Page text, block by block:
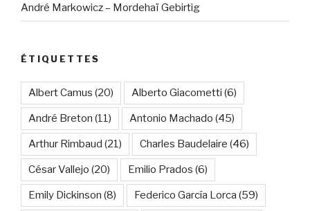
André Markowicz – Mordehaï Gebirtig
ÉTIQUETTES
Albert Camus (20) Alberto Giacometti (6)
André Breton (11) Antonio Machado (45)
Arthur Rimbaud (21) Charles Baudelaire (46)
César Vallejo (20) Emilio Prados (6)
Emily Dickinson (8) Federico García Lorca (59)